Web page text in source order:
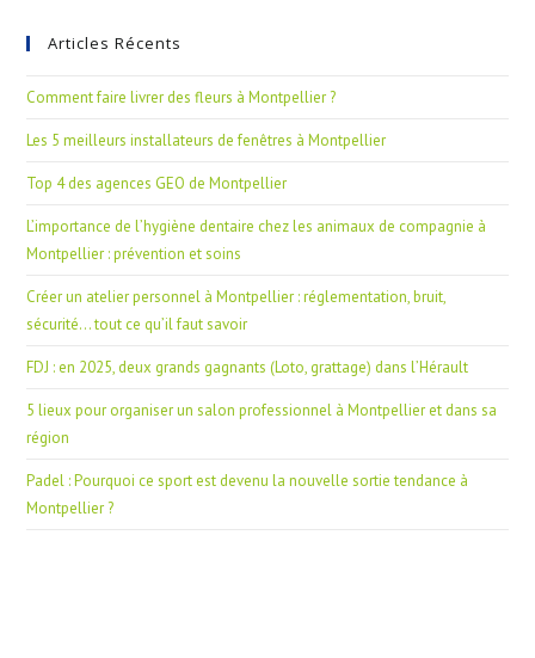
Articles Récents
Comment faire livrer des fleurs à Montpellier ?
Les 5 meilleurs installateurs de fenêtres à Montpellier
Top 4 des agences GEO de Montpellier
L’importance de l’hygiène dentaire chez les animaux de compagnie à
Montpellier : prévention et soins
Créer un atelier personnel à Montpellier : réglementation, bruit,
sécurité… tout ce qu’il faut savoir
FDJ : en 2025, deux grands gagnants (Loto, grattage) dans l’Hérault
5 lieux pour organiser un salon professionnel à Montpellier et dans sa
région
Padel : Pourquoi ce sport est devenu la nouvelle sortie tendance à
Montpellier ?